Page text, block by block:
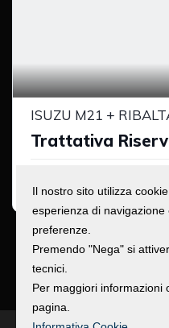
ISUZU M21 +
Trattativa
Diesel
Il nostro sito utilizza
esperienza di
preferenze.
Premendo "Nega" si
tecnici.
Per maggiori informazioni
pagina.